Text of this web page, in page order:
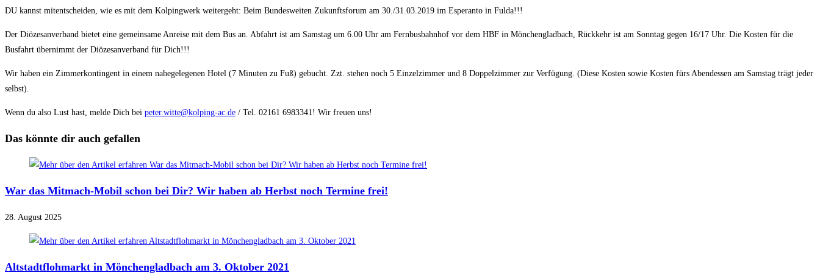
DU kannst mitentscheiden, wie es mit dem Kolpingwerk weitergeht: Beim Bundesweiten Zukunftsforum am 30./31.03.2019 im Esperanto in Fulda!!!
Der Diözesanverband bietet eine gemeinsame Anreise mit dem Bus an. Abfahrt ist am Samstag um 6.00 Uhr am Fernbusbahnhof vor dem HBF in Mönchengladbach, Rückkehr ist am Sonntag gegen 16/17 Uhr. Die Kosten für die
Busfahrt übernimmt der Diözesanverband für Dich!!!
Wir haben ein Zimmerkontingent in einem nahegelegenen Hotel (7 Minuten zu Fuß) gebucht. Zzt. stehen noch 5 Einzelzimmer und 8 Doppelzimmer zur Verfügung. (Diese Kosten sowie Kosten fürs Abendessen am Samstag trägt jeder
selbst).
Wenn du also Lust hast, melde Dich bei peter.witte@kolping-ac.de / Tel. 02161 6983341! Wir freuen uns!
Das könnte dir auch gefallen
War das Mitmach-Mobil schon bei Dir? Wir haben ab Herbst noch Termine frei!
28. August 2025
Altstadtflohmarkt in Mönchengladbach am 3. Oktober 2021